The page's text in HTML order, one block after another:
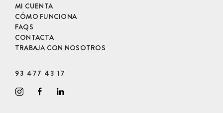
MI CUENTA
CÓMO FUNCIONA
FAQS
CONTACTA
TRABAJA CON NOSOTROS
93 477 43 17